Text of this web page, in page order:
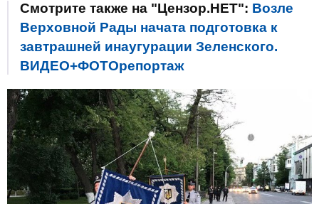
Смотрите также на "Цензор.НЕТ": Возле
Верховной Рады начата подготовка к
завтрашней инаугурации Зеленского.
ВИДЕО+ФОТОрепортаж